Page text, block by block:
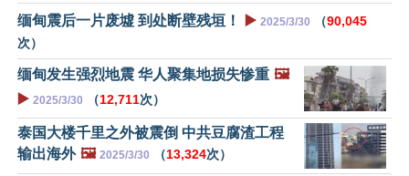
缅甸震后一片废墟 到处断壁残垣！ ▶️ 2025/3/30 （90,045
次）
缅甸发生强烈地震 华人聚集地损失惨重 🖼️
▶️ 2025/3/30 （12,711次）
泰国大楼千里之外被震倒 中共豆腐渣工程
输出海外 🖼️ 2025/3/30 （13,324次）